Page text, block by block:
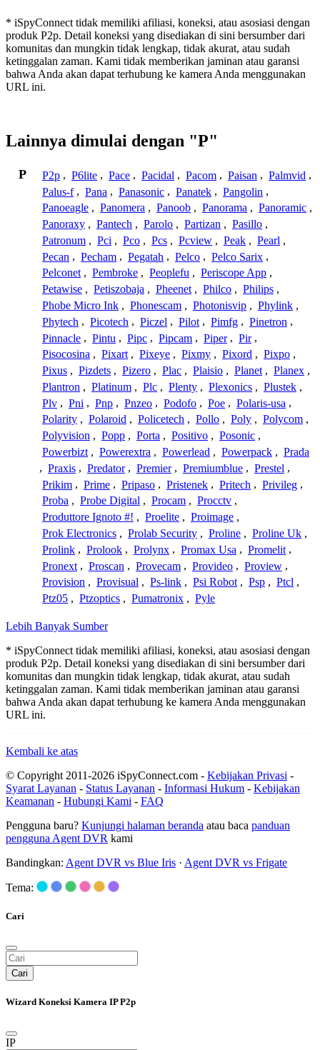
* iSpyConnect tidak memiliki afiliasi, koneksi, atau asosiasi dengan
produk P2p. Detail koneksi yang disediakan di sini bersumber dari
komunitas dan mungkin tidak lengkap, tidak akurat, atau sudah
ketinggalan zaman. Kami tidak memberikan jaminan atau garansi
bahwa Anda akan dapat terhubung ke kamera Anda menggunakan
URL ini.
Lainnya dimulai dengan "P"
P P2p , P6lite , Pace , Pacidal , Pacom , Paisan , Palmvid ,
Palus-f , Pana , Panasonic , Panatek , Pangolin ,
Panoeagle , Panomera , Panoob , Panorama , Panoramic ,
Panoraxy , Pantech , Parolo , Partizan , Pasillo ,
Patronum , Pci , Pco , Pcs , Pcview , Peak , Pearl ,
Pecan , Pecham , Pegatah , Pelco , Pelco Sarix ,
Pelconet , Pembroke , Peoplefu , Periscope App ,
Petawise , Petiszobaja , Pheenet , Philco , Philips ,
Phobe Micro Ink , Phonescam , Photonisvip , Phylink ,
Phytech , Picotech , Piczel , Pilot , Pimfg , Pinetron ,
Pinnacle , Pintu , Pipc , Pipcam , Piper , Pir ,
Pisocosina , Pixart , Pixeye , Pixmy , Pixord , Pixpo ,
Pixus , Pizdets , Pizero , Plac , Plaisio , Planet , Planex ,
Plantron , Platinum , Plc , Plenty , Plexonics , Plustek ,
Plv , Pni , Pnp , Pnzeo , Podofo , Poe , Polaris-usa ,
Polarity , Polaroid , Policetech , Pollo , Poly , Polycom ,
Polyvision , Popp , Porta , Positivo , Posonic ,
Powerbizt , Powerextra , Powerlead , Powerpack , Prada
, Praxis , Predator , Premier , Premiumblue , Prestel ,
Prikim , Prime , Pripaso , Pristenek , Pritech , Privileg ,
Proba , Probe Digital , Procam , Procctv ,
Produttore Ignoto #! , Proelite , Proimage ,
Prok Electronics , Prolab Security , Proline , Proline Uk ,
Prolink , Prolook , Prolynx , Promax Usa , Promelit ,
Pronext , Proscan , Provecam , Provideo , Proview ,
Provision , Provisual , Ps-link , Psi Robot , Psp , Ptcl ,
Ptz05 , Ptzoptics , Pumatronix , Pyle
Lebih Banyak Sumber
* iSpyConnect tidak memiliki afiliasi, koneksi, atau asosiasi dengan
produk P2p. Detail koneksi yang disediakan di sini bersumber dari
komunitas dan mungkin tidak lengkap, tidak akurat, atau sudah
ketinggalan zaman. Kami tidak memberikan jaminan atau garansi
bahwa Anda akan dapat terhubung ke kamera Anda menggunakan
URL ini.
Kembali ke atas
© Copyright 2011-2026 iSpyConnect.com - Kebijakan Privasi -
Syarat Layanan - Status Layanan - Informasi Hukum - Kebijakan
Keamanan - Hubungi Kami - FAQ
Pengguna baru? Kunjungi halaman beranda atau baca panduan
pengguna Agent DVR kami
Bandingkan: Agent DVR vs Blue Iris · Agent DVR vs Frigate
Tema:
Cari
Cari
Wizard Koneksi Kamera IP P2p
IP